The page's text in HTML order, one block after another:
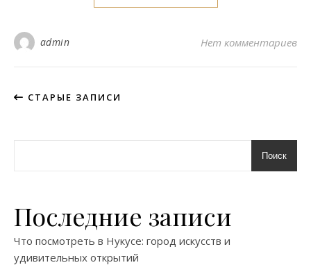
admin Нет комментариев
СТАРЫЕ ЗАПИСИ
Поиск
Последние записи
Что посмотреть в Нукусе: город искусств и
удивительных открытий